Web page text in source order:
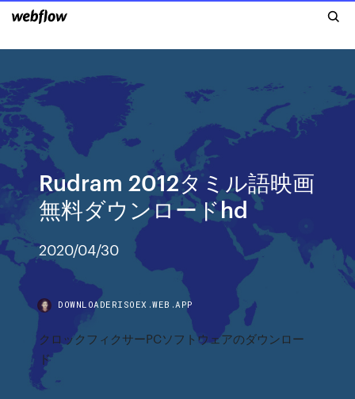
Rudram 2012タミル語映画
無料ダウンロードhd
2020/04/30
DOWNLOADERISOEX.WEB.APP
クロックフィクサーPCソフトウェアのダウンロー
ド